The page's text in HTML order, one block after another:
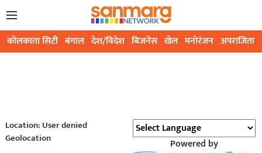
कोलकाता सिटी बंगाल देश/विदेश बिजनेस खेल मनोरंजन अपराजिता
Location: User denied
Geolocation
Powered by